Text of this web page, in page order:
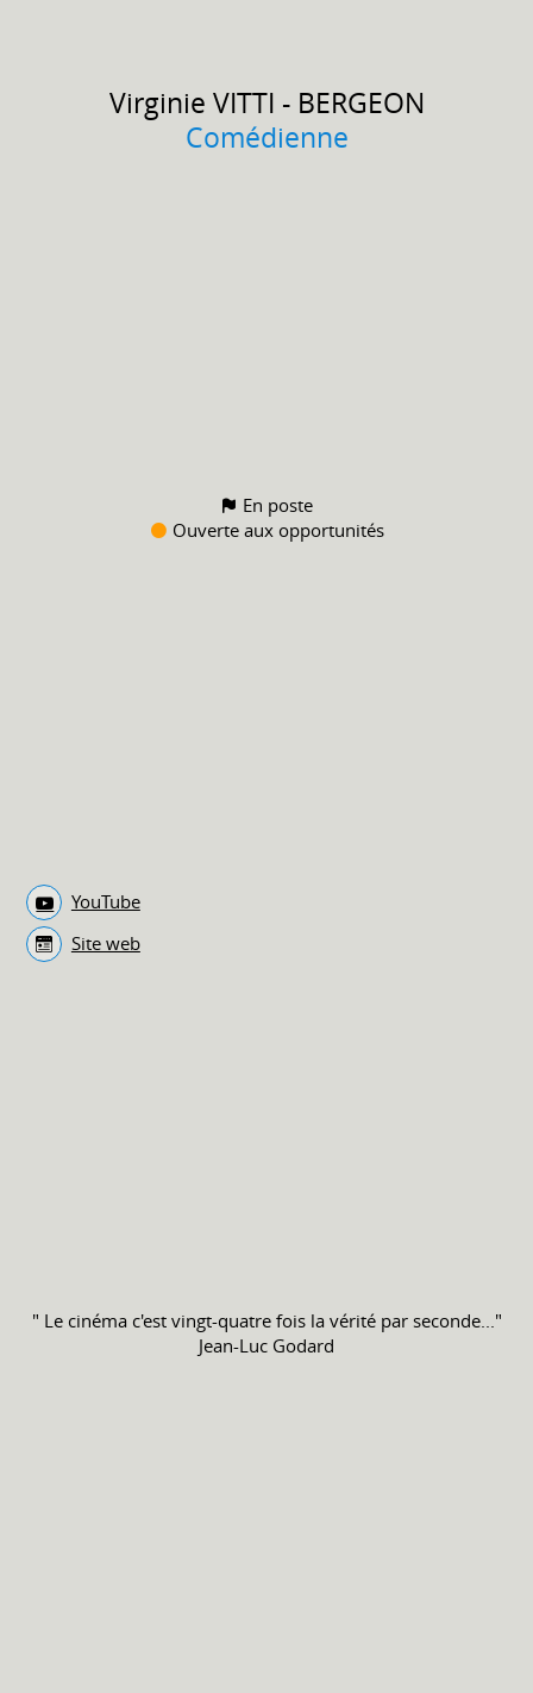
Virginie VITTI - BERGEON
Comédienne
En poste
Ouverte aux opportunités
YouTube
Site web
" Le cinéma c'est vingt-quatre fois la vérité par seconde..."
Jean-Luc Godard